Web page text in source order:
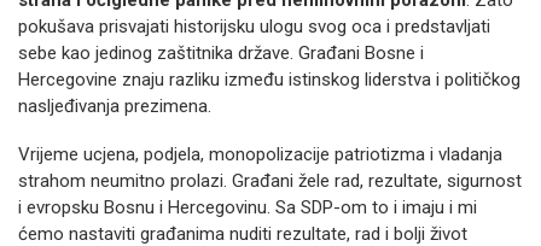
pokušava prisvajati historijsku ulogu svog oca i predstavljati
sebe kao jedinog zaštitnika države. Građani Bosne i
Hercegovine znaju razliku između istinskog liderstva i političkog
nasljeđivanja prezimena.
Vrijeme ucjena, podjela, monopolizacije patriotizma i vladanja
strahom neumitno prolazi. Građani žele rad, rezultate, sigurnost
i evropsku Bosnu i Hercegovinu. Sa SDP-om to i imaju i mi
ćemo nastaviti građanima nuditi rezultate, rad i bolji život